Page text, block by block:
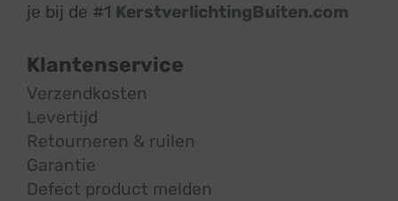
je bij de #1 KerstverlichtingBuiten.com
Klantenservice
Verzendkosten
Levertijd
Retourneren & ruilen
Garantie
Defect product melden